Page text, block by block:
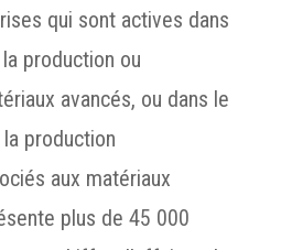
qui sont actives dans
production ou
avancés, ou dans le
production
aux matériaux
plus de 45 000